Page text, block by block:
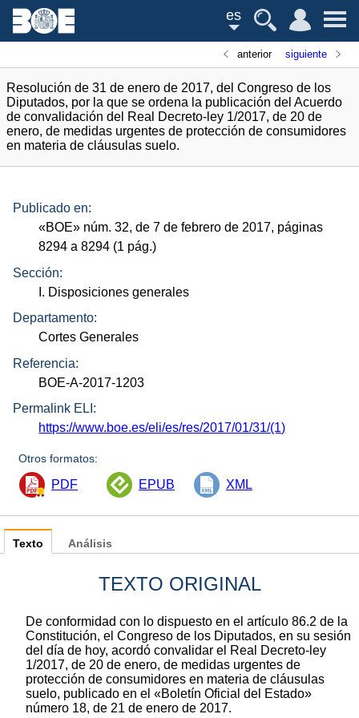
es
anterior siguiente
Resolución de 31 de enero de 2017, del Congreso de los
Diputados, por la que se ordena la publicación del Acuerdo
de convalidación del Real Decreto-ley 1/2017, de 20 de
enero, de medidas urgentes de protección de consumidores
en materia de cláusulas suelo.
Publicado en:
«BOE» núm. 32, de 7 de febrero de 2017, páginas
8294 a 8294 (1 pág.)
Sección:
I. Disposiciones generales
Departamento:
Cortes Generales
Referencia:
BOE-A-2017-1203
Permalink ELI:
https://www.boe.es/eli/es/res/2017/01/31/(1)
Otros formatos:
PDF EPUB XML
Texto
TEXTO ORIGINAL
De conformidad con lo dispuesto en el artículo 86.2 de la
Constitución, el Congreso de los Diputados, en su sesión
del día de hoy, acordó convalidar el Real Decreto-ley
1/2017, de 20 de enero, de medidas urgentes de
protección de consumidores en materia de cláusulas
suelo, publicado en el «Boletín Oficial del Estado»
número 18, de 21 de enero de 2017.
Análisis